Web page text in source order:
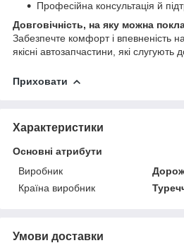
Професійна консультація й
Довговічність, на яку можна
Забезпечте комфорт і впевненість
якісні автозапчастини, які слугують
Приховати
Характеристики
Основні атрибути
Виробник
Країна виробник
Умови доставки